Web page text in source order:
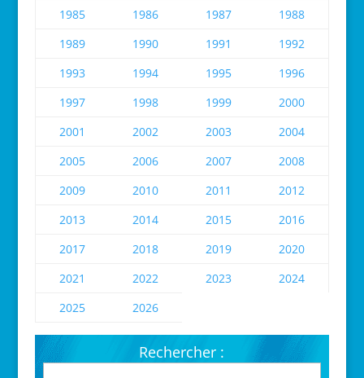
1985
1986 1987
1988
1989
1990 1991
1992
1993
1994 1995
1996
1997
1998 1999
2000
2001
2002 2003
2004
2005
2006 2007
2008
2009
2010 2011
2012
2013
2014 2015
2016
2017
2018 2019
2020
2021
2022 2023
2024
2025
2026
Rechercher :